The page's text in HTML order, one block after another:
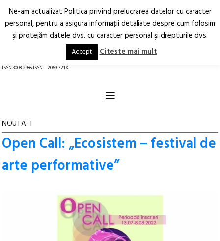
Arhitectură.
Oraș.
RO EN
ISSN 3008-2986 ISSN-L 2069-721X
≡
NOUTATI
Open Call: „Ecosistem – festival de
arte performative”
Ne-am actualizat Politica privind prelucrarea datelor cu caracter
personal, pentru a asigura informaţii detaliate despre cum folosim
şi protejăm datele dvs. cu caracter personal şi drepturile dvs.
Accept Citeste mai mult